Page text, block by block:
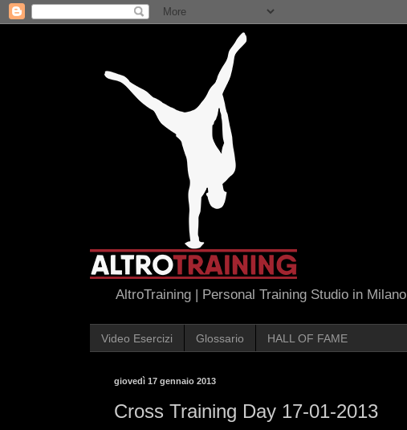
AltroTraining | Personal Training Studio in Milano
Video Esercizi Glossario HALL OF FAME
giovedì 17 gennaio 2013
Cross Training Day 17-01-2013